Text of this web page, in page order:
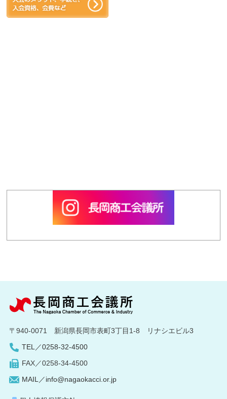
〒940-0071 新潟県長岡市表町3丁目1-8 リナシエビル3
TEL／0258-32-4500
FAX／0258-34-4500
MAIL／info@nagaokacci.or.jp